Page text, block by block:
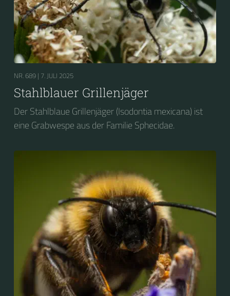
NR. 689 | 7. JULI 2025
Stahlblauer Grillenjäger
Der Stahlblaue Grillenjäger (Isodontia mexicana) ist
eine Grabwespe aus der Familie Sphecidae.